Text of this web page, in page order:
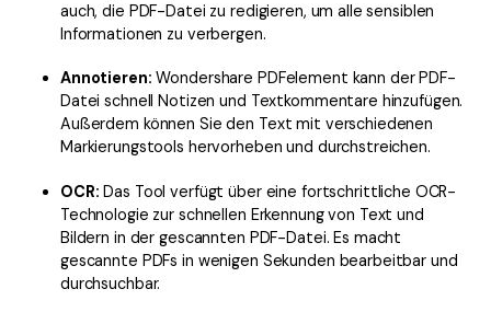
auch, die PDF-Datei zu redigieren, um alle sensiblen
Informationen zu verbergen.
Annotieren: Wondershare PDFelement kann der PDF-
Datei schnell Notizen und Textkommentare hinzufügen.
Außerdem können Sie den Text mit verschiedenen
Markierungstools hervorheben und durchstreichen.
OCR: Das Tool verfügt über eine fortschrittliche OCR-
Technologie zur schnellen Erkennung von Text und
Bildern in der gescannten PDF-Datei. Es macht
gescannte PDFs in wenigen Sekunden bearbeitbar und
durchsuchbar.